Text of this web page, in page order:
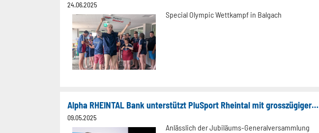
24.06.2025
Special Olympic Wettkampf in Balgach
Alpha RHEINTAL Bank unterstützt PluSport Rheintal mit grosszügiger Spende
09.05.2025
Anlässlich der Jubiläums-Generalversammlung